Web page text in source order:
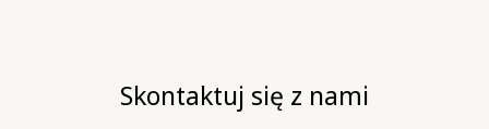
Skontaktuj się z nami